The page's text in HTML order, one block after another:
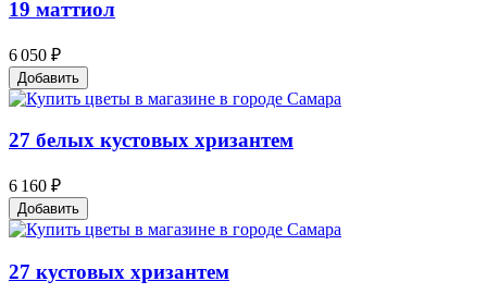
19 маттиол
6 050 ₽
Добавить
27 белых кустовых хризантем
6 160 ₽
Добавить
27 кустовых хризантем